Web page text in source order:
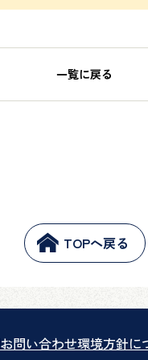
一覧に戻る
TOPへ戻る
お問い合わせ環境方針に